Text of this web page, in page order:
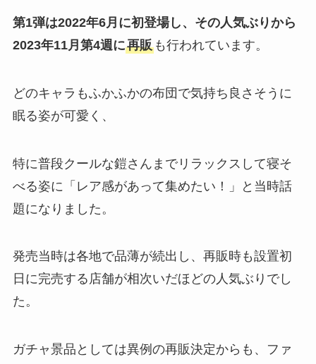
第1弾は2022年6月に初登場し、その人気ぶりから
2023年11月第4週に再販も行われています​。
どのキャラもふかふかの布団で気持ち良さそうに
眠る姿が可愛く、
特に普段クールな鎧さんまでリラックスして寝そ
べる姿に「レア感があって集めたい！」と当時話
題になりました。
発売当時は各地で品薄が続出し、再販時も設置初
日に完売する店舗が相次いだほどの人気ぶりでし
た​。
ガチャ景品としては異例の再販決定からも、ファ